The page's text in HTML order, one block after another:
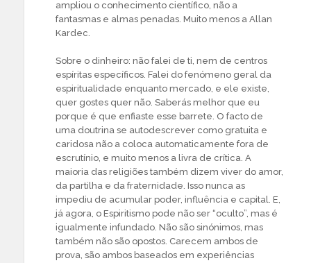
ampliou o conhecimento científico, não a
fantasmas e almas penadas. Muito menos a Allan
Kardec.
Sobre o dinheiro: não falei de ti, nem de centros
espíritas específicos. Falei do fenómeno geral da
espiritualidade enquanto mercado, e ele existe,
quer gostes quer não. Saberás melhor que eu
porque é que enfiaste esse barrete. O facto de
uma doutrina se autodescrever como gratuita e
caridosa não a coloca automaticamente fora de
escrutínio, e muito menos a livra de crítica. A
maioria das religiões também dizem viver do amor,
da partilha e da fraternidade. Isso nunca as
impediu de acumular poder, influência e capital. E,
já agora, o Espiritismo pode não ser “oculto”, mas é
igualmente infundado. Não são sinónimos, mas
também não são opostos. Carecem ambos de
prova, são ambos baseados em experiências